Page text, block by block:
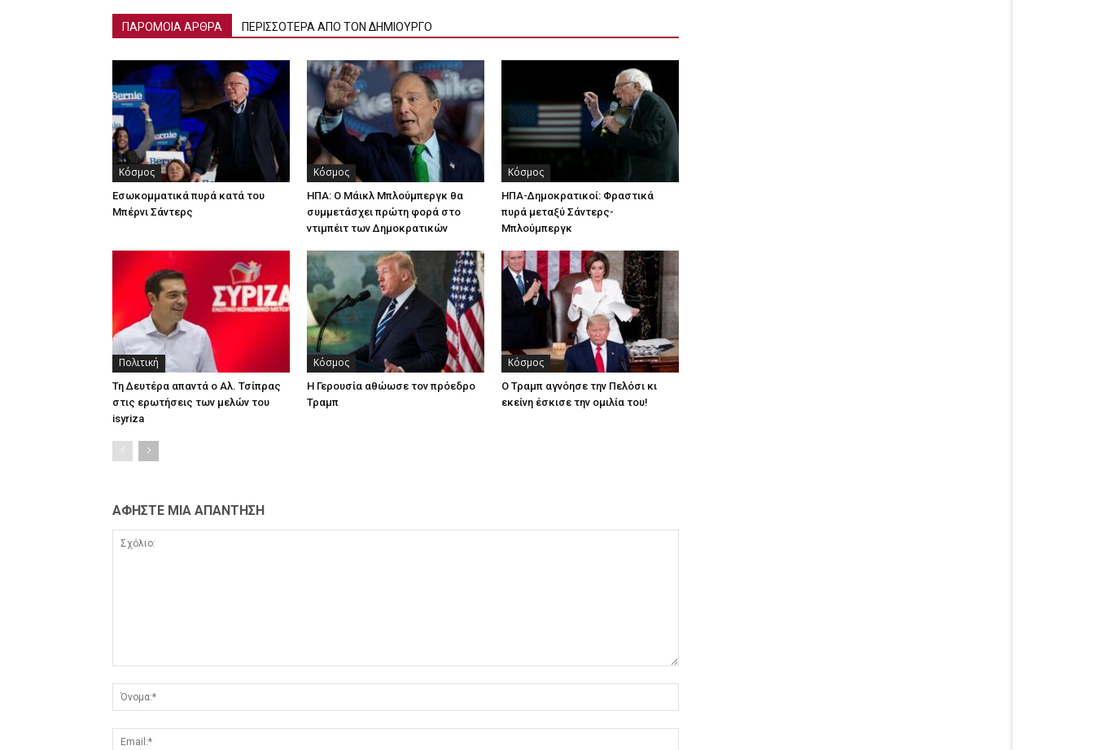
ΠΑΡΟΜΟΙΑ ΑΡΘΡΑ ΠΕΡΙΣΣΟΤΕΡΑ ΑΠΟ ΤΟΝ ΔΗΜΙΟΥΡΓΟ
Κόσμος
Εσωκομματικά πυρά κατά του
Μπέρνι Σάντερς
Κόσμος
ΗΠΑ: Ο Μάικλ Μπλούμπεργκ θα
συμμετάσχει πρώτη φορά στο
ντιμπέιτ των Δημοκρατικών
Κόσμος
ΗΠΑ-Δημοκρατικοί: Φραστικά
πυρά μεταξύ Σάντερς-
Μπλούμπεργκ
Πολιτική
Τη Δευτέρα απαντά ο Αλ. Τσίπρας
στις ερωτήσεις των μελών του
isyriza
Κόσμος
Η Γερουσία αθώωσε τον πρόεδρο
Τραμπ
Κόσμος
Ο Τραμπ αγνόησε την Πελόσι κι
εκείνη έσκισε την ομιλία του!
ΑΦΗΣΤΕ ΜΙΑ ΑΠΑΝΤΗΣΗ